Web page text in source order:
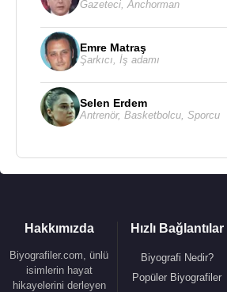
Gazeteci Anchorman
Emre Matraş
Şarkıcı İş adamı
Selen Erdem
Antrenör, Basketbolcu Sporcu
Hakkımızda
Biyografiler.com, ünlü
isimlerin hayat
hikayelerini derleyen
Hızlı Bağlantılar
Biyografi Nedir?
Popüler Biyografiler